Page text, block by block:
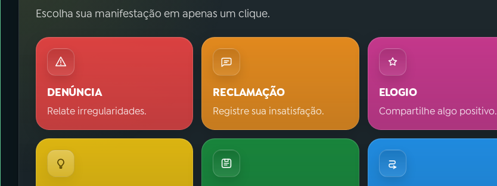
Escolha sua manifestação em apenas um clique.
DENÚNCIA
Relate irregularidades.
RECLAMAÇÃO
Registre sua insatisfação.
ELOGIO
Compartilhe algo positivo.